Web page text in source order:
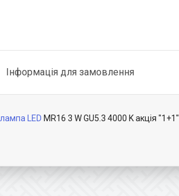
Інформація для замовлення
лампа LED MR16 3 W GU5.3 4000 K акція "1+1"